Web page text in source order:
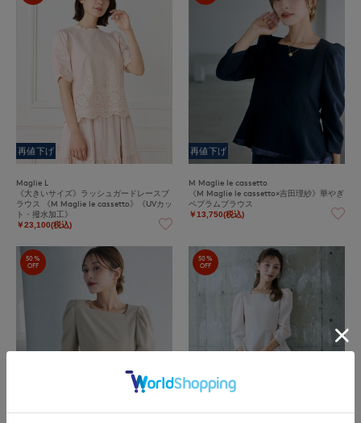
再値下げ
Maglie L
《大きいサイズ》ラッシュガードレースブ
ラウス 《M Maglie le cassetto》《UVカッ
ト・撥水加工》
￥23,100(税込)
再値下げ
M Maglie le cassetto
《M Maglie le cassetto×吉田理紗》華やぎ
ペプラムブラウス
￥13,750(税込)
50%
OFF
50%
OFF